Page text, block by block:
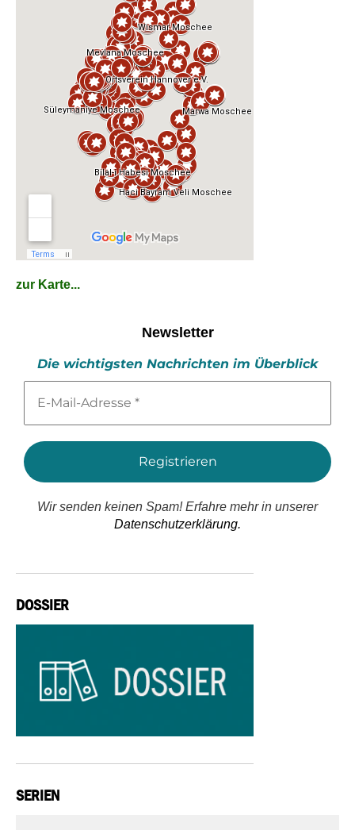
zur Karte...
Newsletter
Die wichtigsten Nachrichten im Überblick
Mail-
*
Wir senden keinen Spam! Erfahre mehr in unserer
Datenschutzerklärung.
DOSSIER
SERIEN